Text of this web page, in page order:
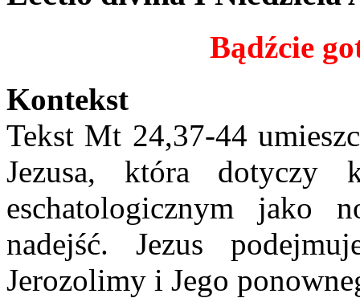
Bądźcie
Kontekst
Tekst Mt 24,37-44
Jezusa, która dotyczy
eschatologicznym jako
nadejść. Jezus
Jerozolimy i Jego